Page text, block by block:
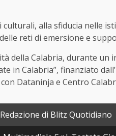
alla sfiducia nelle
reti di emersione e
della Calabria, durante un
in Calabria”, finanziato
Dataninja e Centro
di Blitz Quotidiano